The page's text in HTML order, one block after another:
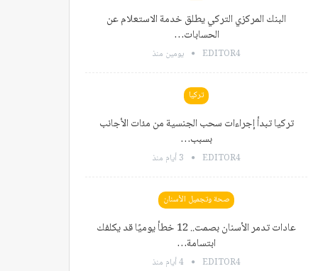
البنك المركزي التركي يطلق خدمة الاستعلام عن
الحسابات…
EDITOR4 يومين منذ
تركيا
تركيا تبدأ إجراءات سحب الجنسية من مئات الأجانب
بسبب…
EDITOR4 3 أيام منذ
صحة وتجميل الأسنان
عادات تدمر الأسنان بصمت.. 12 خطأ يوميًا قد يكلفك
ابتسامة…
EDITOR4 4 أيام منذ